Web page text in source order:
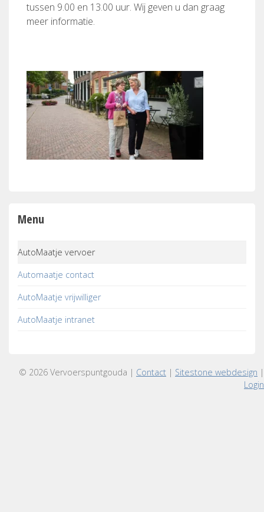
tussen 9.00 en 13.00 uur. Wij geven u dan graag
meer informatie.
Menu
AutoMaatje vervoer
Automaatje contact
AutoMaatje vrijwilliger
AutoMaatje intranet
© 2026 Vervoerspuntgouda | Contact | Sitestone webdesign |
Login